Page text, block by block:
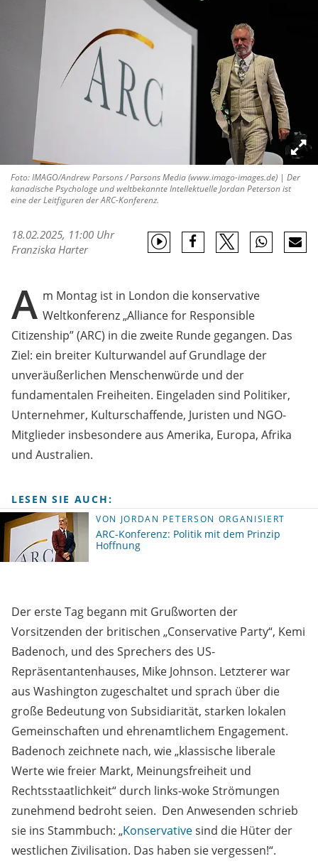
Foto: IMAGO/Andrew Parsons / Parsons Media (www.imago-images.de) | Der
kanadische Psychologe und weltbekannte Intellektuelle Jordan Peterson ist
eine der Leitfiguren der ARC-Konferenz.
18.02.2025, 11:00 Uhr
Franziska Harter
A m Montag ist in London die konservative
Weltkonferenz „Alliance for Responsible
Citizenship” (ARC) in die zweite Runde gegangen. Das
Ziel: ein breiter Kulturwandel auf Grundlage der
unveräußerlichen Menschenwürde und der
fundamentalen Freiheiten. Eingeladen sind Politiker,
Unternehmer, Kulturschaffende, Juristen und NGO-
Mitglieder insbesondere aus Amerika, Europa, Afrika
und Australien.
LESEN SIE AUCH:
VON JORDAN PETERSON ORGANISIERT
ARC-Konferenz: Politik mit dem Prinzip
Hoffnung
Der erste Tag begann mit Grußworten der
Vorsitzenden der britischen „Conservative Party“, Kemi
Badenoch, und des Sprechers des US-
Repräsentantenhauses, Mike Johnson. Letzterer war
aus Washington zugeschaltet und sprach über die
große Bedeutung von Subsidiarität, starken lokalen
Gemeinschaften und ehrenamtlichem Engagement.
Badenoch zeichnete nach, wie „klassische liberale
Werte wie freier Markt, Meinungsfreiheit und
Rechtsstaatlichkeit“ durch links-woke Strömungen
zunehmend bedroht seien. Den Anwesenden schrieb
sie ins Stammbuch: „Konservativesind die Hüter der
westlichen Zivilisation. Das haben sie vergessen!“.